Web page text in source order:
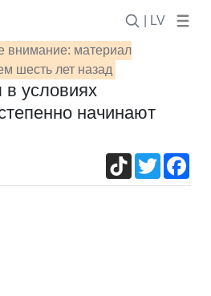
| LV
внимание: материал
шесть лет назад
условиях
начинают
TikTokTwitter